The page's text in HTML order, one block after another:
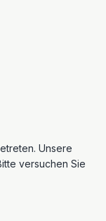
Unsere
versuchen Sie